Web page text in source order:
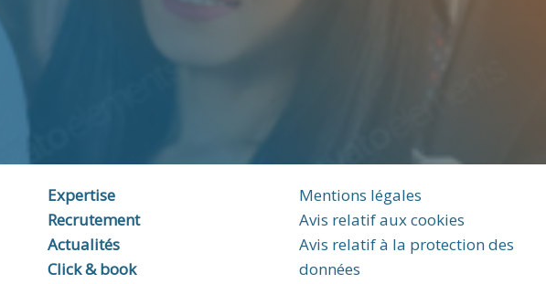
Expertise
Recrutement
Actualités
Click & book
Mentions légales
Avis relatif aux cookies
Avis relatif à la protection des
données